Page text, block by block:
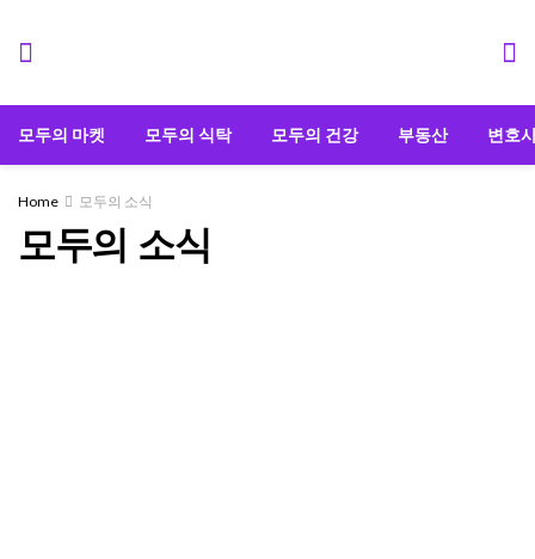
모두의 마켓 모두의 식탁 모두의 건강 부동산 변호
Home 모두의 소식
모두의 소식